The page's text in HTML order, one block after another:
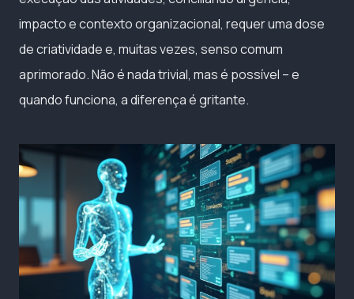
impacto e contexto organizacional, requer uma dose
de criatividade e, muitas vezes, senso comum
aprimorado. Não é nada trivial, mas é possível – e
quando funciona, a diferença é gritante.